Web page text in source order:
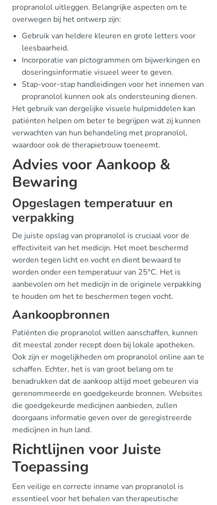
propranolol uitleggen. Belangrijke aspecten om te
overwegen bij het ontwerp zijn:
Gebruik van heldere kleuren en grote letters voor
leesbaarheid.
Incorporatie van pictogrammen om bijwerkingen en
doseringsinformatie visueel weer te geven.
Stap-voor-stap handleidingen voor het innemen van
propranolol kunnen ook als ondersteuning dienen.
Het gebruik van dergelijke visuele hulpmiddelen kan
patiënten helpen om beter te begrijpen wat zij kunnen
verwachten van hun behandeling met propranolol,
waardoor ook de therapietrouw toeneemt.
Advies voor Aankoop &
Bewaring
Opgeslagen temperatuur en
verpakking
De juiste opslag van propranolol is cruciaal voor de
effectiviteit van het medicijn. Het moet beschermd
worden tegen licht en vocht en dient bewaard te
worden onder een temperatuur van 25°C. Het is
aanbevolen om het medicijn in de originele verpakking
te houden om het te beschermen tegen vocht.
Aankoopbronnen
Patiënten die propranolol willen aanschaffen, kunnen
dit meestal zonder recept doen bij lokale apotheken.
Ook zijn er mogelijkheden om propranolol online aan te
schaffen. Echter, het is van groot belang om te
benadrukken dat de aankoop altijd moet gebeuren via
gerenommeerde en goedgekeurde bronnen. Websites
die goedgekeurde medicijnen aanbieden, zullen
doorgaans informatie geven over de geregistreerde
medicijnen in hun land.
Richtlijnen voor Juiste
Toepassing
Een veilige en correcte inname van propranolol is
essentieel voor het behalen van therapeutische